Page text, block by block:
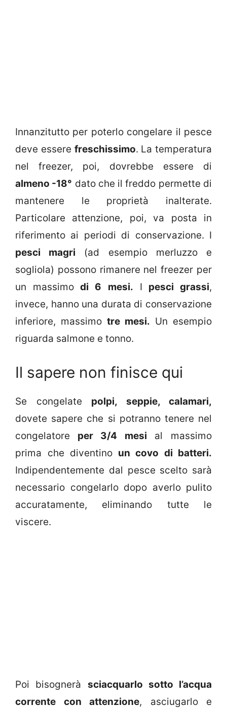
Innanzitutto per poterlo congelare il pesce
deve essere freschissimo. La temperatura
nel freezer, poi, dovrebbe essere di
almeno -18° dato che il freddo permette di
mantenere le proprietà inalterate.
Particolare attenzione, poi, va posta in
riferimento ai periodi di conservazione. I
pesci magri (ad esempio merluzzo e
sogliola) possono rimanere nel freezer per
un massimo di 6 mesi. I pesci grassi,
invece, hanno una durata di conservazione
inferiore, massimo tre mesi. Un esempio
riguarda salmone e tonno.
Il sapere non finisce qui
Se congelate polpi, seppie, calamari,
dovete sapere che si potranno tenere nel
congelatore per 3/4 mesi al massimo
prima che diventino un covo di batteri.
Indipendentemente dal pesce scelto sarà
necessario congelarlo dopo averlo pulito
accuratamente, eliminando tutte le
viscere.
Poi bisognerà sciacquarlo sotto l’acqua
corrente con attenzione, asciugarlo e